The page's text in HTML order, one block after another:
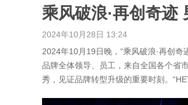
乘风破浪·再创奇迹
2024年10月28日 13:24
2024年10月19日晚，“乘风破浪·再创
品牌全体领导、员工，来自全国各个省
秀，见证品牌转型升级的重要时刻。